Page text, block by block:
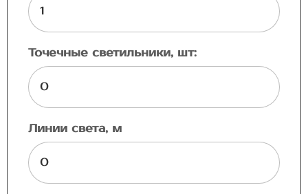
Точечные светильники, шт:
Линии света, м